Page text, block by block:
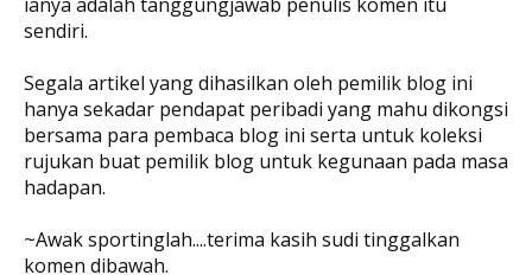
ianya adalah tanggungjawab penulis komen itu
sendiri.
Segala artikel yang dihasilkan oleh pemilik blog ini
hanya sekadar pendapat peribadi yang mahu dikongsi
bersama para pembaca blog ini serta untuk koleksi
rujukan buat pemilik blog untuk kegunaan pada masa
hadapan.
~Awak sportinglah....terima kasih sudi tinggalkan
komen dibawah.